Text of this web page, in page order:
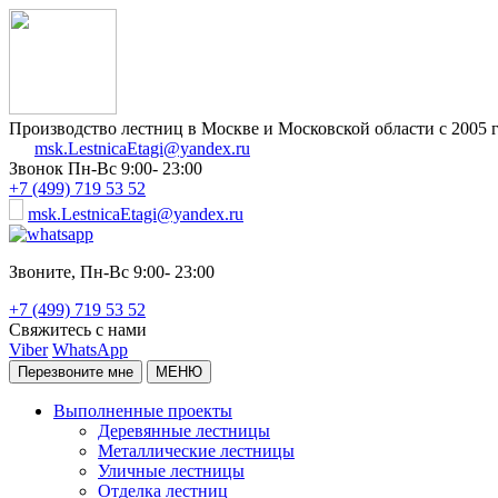
Производство лестниц в Москве и Московской области с 2005
msk.LestnicaEtagi@yandex.ru
Звонок Пн-Вс 9:00- 23:00
+7 (499) 719 53 52
msk.LestnicaEtagi@yandex.ru
Звоните, Пн-Вс 9:00- 23:00
+7 (499) 719 53 52
Свяжитесь с нами
Viber WhatsApp
Перезвоните мне МЕНЮ
Выполненные проекты
Деревянные лестницы
Металлические лестницы
Уличные лестницы
Отделка лестниц